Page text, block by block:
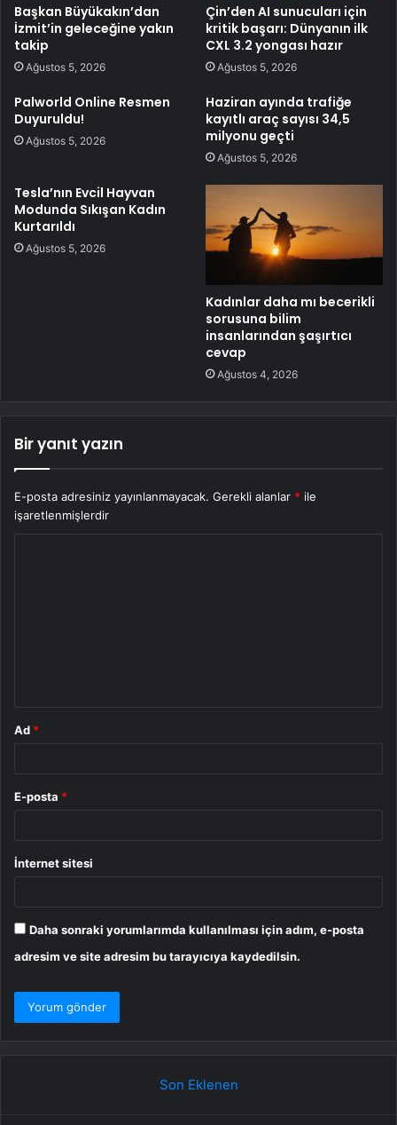
Başkan Büyükakın’dan
İzmit’in geleceğine yakın
takip
Ağustos 5, 2026
Çin’den AI sunucuları için
kritik başarı: Dünyanın ilk
CXL 3.2 yongası hazır
Ağustos 5, 2026
Palworld Online Resmen
Duyuruldu!
Ağustos 5, 2026
Haziran ayında trafiğe
kayıtlı araç sayısı 34,5
milyonu geçti
Ağustos 5, 2026
Tesla’nın Evcil Hayvan
Modunda Sıkışan Kadın
Kurtarıldı
Ağustos 5, 2026
Kadınlar daha mı becerikli
sorusuna bilim
insanlarından şaşırtıcı
cevap
Ağustos 4, 2026
Bir yanıt yazın
E-posta adresiniz yayınlanmayacak. Gerekli alanlar * ile
işaretlenmişlerdir
Ad *
E-posta *
İnternet sitesi
Daha sonraki yorumlarımda kullanılması için adım, e-posta
adresim ve site adresim bu tarayıcıya kaydedilsin.
Son Eklenen